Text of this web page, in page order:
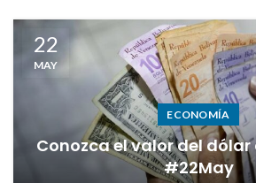
22
MAY
ECONOMÍA
Conozca el valor del
#22May